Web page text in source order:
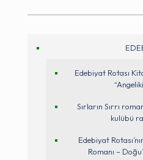
Edebiyat Rotası
Sırların Sırrı
kulübü
Edebiyat
Romanı –